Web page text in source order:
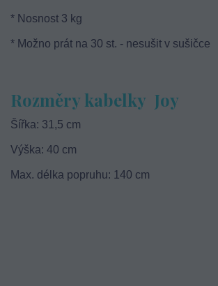
* Nosnost 3 kg
* Možno prát na 30 st. - nesušit v sušičce
Rozměry kabelky Joy
Šířka: 31,5 cm
Výška: 40 cm
Max. délka popruhu: 140 cm